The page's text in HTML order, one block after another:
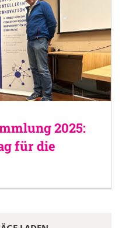
2025:
für die